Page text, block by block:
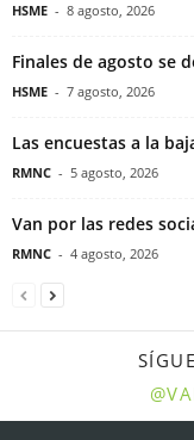
HSME - 8 agosto, 2026
Finales de agosto se
HSME - 7 agosto, 2026
Las encuestas a la
RMNC - 5 agosto, 2026
Van por las redes
RMNC - 4 agosto, 2026